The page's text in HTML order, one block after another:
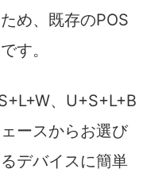
め、既存のPOS
す。
、U+S+L+B
ースからお選び
デバイスに簡単